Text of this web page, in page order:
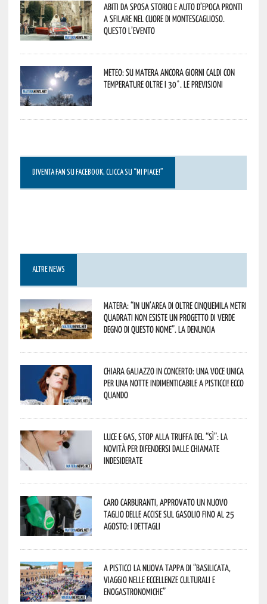
Abiti da sposa storici e auto d’epoca pronti
a sfilare nel cuore di Montescaglioso.
Questo l’evento
Meteo: su Matera ancora giorni caldi con
temperature oltre i 30°. Le previsioni
DIVENTA FAN SU FACEBOOK, CLICCA SU “MI PIACE!”
ALTRE NEWS
Matera: “In un’area di oltre cinquemila metri
quadrati non esiste un progetto di verde
degno di questo nome”. La denuncia
Chiara Galiazzo in concerto: una voce unica
per una notte indimenticabile a Pisticci! Ecco
quando
Luce e gas, stop alla truffa del “Sì”: la
novità per difendersi dalle chiamate
indesiderate
Caro carburanti, approvato un nuovo
taglio delle accise sul gasolio fino al 25
agosto: i dettagli
A Pisticci la nuova tappa di “Basilicata,
viaggio nelle eccellenze culturali e
enogastronomiche”